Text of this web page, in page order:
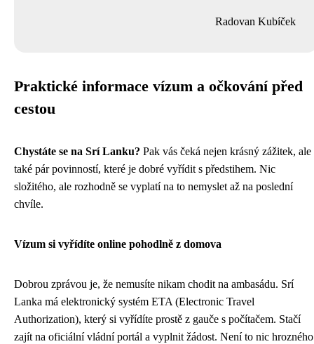
Radovan Kubíček
Praktické informace vízum a očkování před
cestou
Chystáte se na Srí Lanku? Pak vás čeká nejen krásný zážitek, ale
také pár povinností, které je dobré vyřídit s předstihem. Nic
složitého, ale rozhodně se vyplatí na to nemyslet až na poslední
chvíle.
Vízum si vyřídíte online pohodlně z domova
Dobrou zprávou je, že nemusíte nikam chodit na ambasádu. Srí
Lanka má elektronický systém ETA (Electronic Travel
Authorization), který si vyřídíte prostě z gauče s počítačem. Stačí
zajít na oficiální vládní portál a vyplnit žádost. Není to nic hrozného